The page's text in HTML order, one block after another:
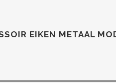
EIKEN METAAL